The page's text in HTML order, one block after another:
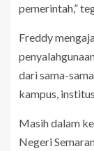
pemerintah,”
Freddy
dari sama-
kampus,
Masih dalam
Negeri